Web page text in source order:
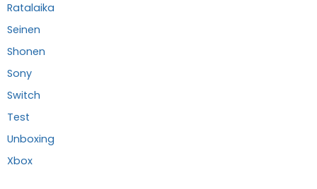
Ratalaika
Seinen
Shonen
Sony
Switch
Test
Unboxing
Xbox